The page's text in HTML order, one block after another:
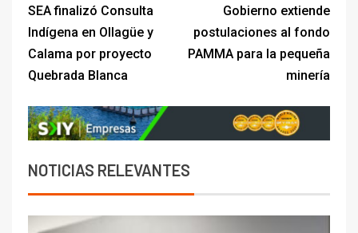
SEA finalizó Consulta
Indígena en Ollagüe y
Calama por proyecto
Quebrada Blanca
Gobierno extiende
postulaciones al fondo
PAMMA para la pequeña
minería
NOTICIAS RELEVANTES